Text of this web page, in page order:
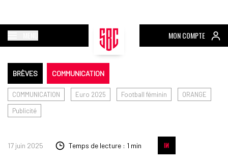
MON COMPTE
BRÈVES COMMUNICATION
COMMUNICATION Euro 2025 Football féminin
ORANGE
Publicité
17 juin 2025 Temps de lecture : 1 min